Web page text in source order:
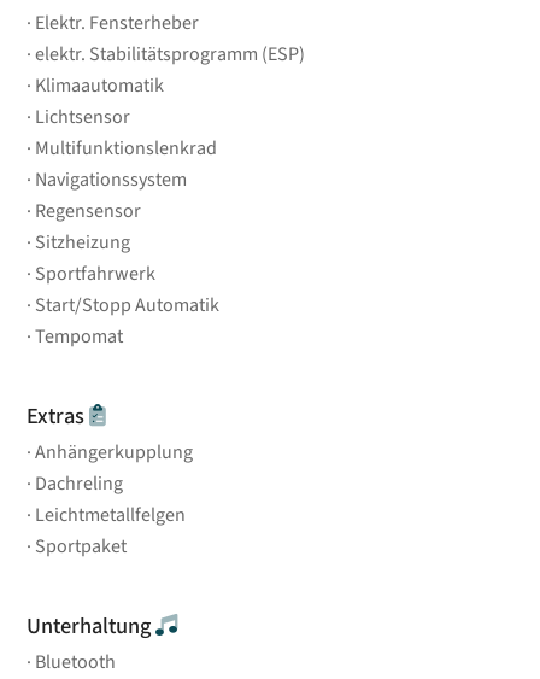
Elektr. Fensterheber
elektr. Stabilitätsprogramm (ESP)
Klimaautomatik
Lichtsensor
Multifunktionslenkrad
Navigationssystem
Regensensor
Sitzheizung
Sportfahrwerk
Start/Stopp Automatik
Tempomat
Extras
Anhängerkupplung
Dachreling
Leichtmetallfelgen
Sportpaket
Unterhaltung
Bluetooth